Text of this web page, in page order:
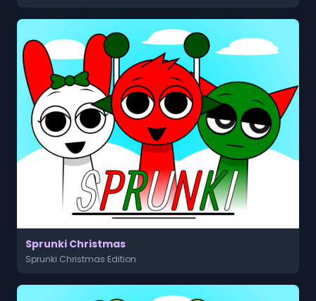
Sprunki Christmas
Sprunki Christmas Edition